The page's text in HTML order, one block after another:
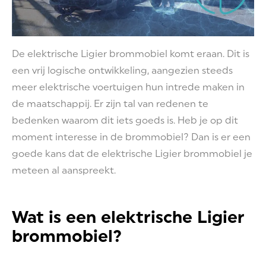
De elektrische Ligier brommobiel komt eraan. Dit is
een vrij logische ontwikkeling, aangezien steeds
meer elektrische voertuigen hun intrede maken in
de maatschappij. Er zijn tal van redenen te
bedenken waarom dit iets goeds is. Heb je op dit
moment interesse in de brommobiel? Dan is er een
goede kans dat de elektrische Ligier brommobiel je
meteen al aanspreekt.
Wat is een elektrische Ligier
brommobiel?